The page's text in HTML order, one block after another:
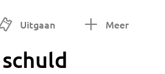
Uitgaan Meer